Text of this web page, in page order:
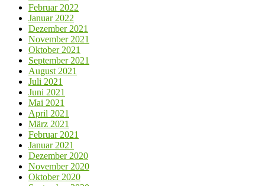
Februar 2022
Januar 2022
Dezember 2021
November 2021
Oktober 2021
September 2021
August 2021
Juli 2021
Juni 2021
Mai 2021
April 2021
März 2021
Februar 2021
Januar 2021
Dezember 2020
November 2020
Oktober 2020